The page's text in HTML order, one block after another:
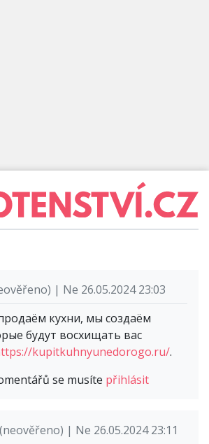
| Ne 26.05.2024 23:03
кухни, мы создаём
будут восхищать вас
kupitkuhnyunedorogo.ru/.
se musíte přihlásit
| Ne 26.05.2024 23:11